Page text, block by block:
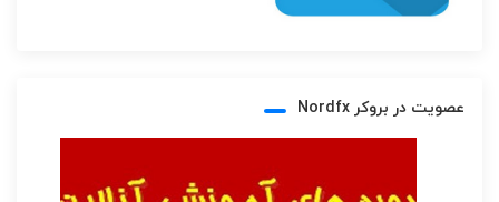
عصویت در بروکر Nordfx